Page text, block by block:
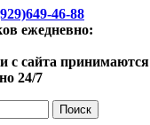
46-88
ежедневно:
с сайта принимаются
24/7